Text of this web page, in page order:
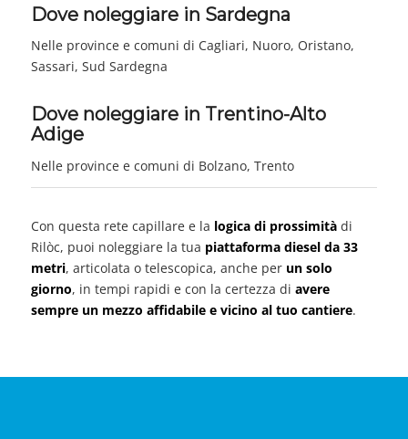
Dove noleggiare in Sardegna
Nelle province e comuni di Cagliari, Nuoro, Oristano,
Sassari, Sud Sardegna
Dove noleggiare in Trentino-Alto
Adige
Nelle province e comuni di Bolzano, Trento
Con questa rete capillare e la logica di prossimitàdi
Rilòc, puoi noleggiare la tua piattaforma diesel da 33
metri, articolata o telescopica, anche per un solo
giorno, in tempi rapidi e con la certezza di avere
sempre un mezzo affidabile e vicino al tuo cantiere.